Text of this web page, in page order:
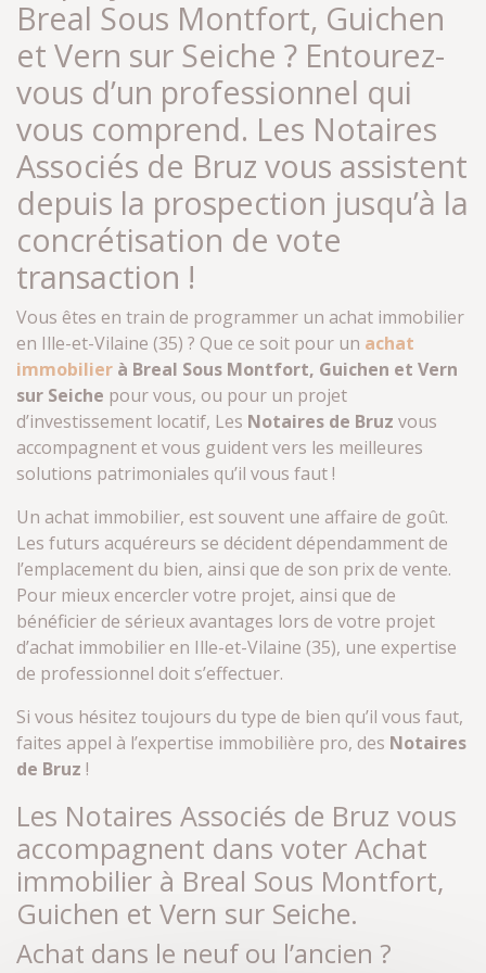
Breal Sous Montfort, Guichen
et Vern sur Seiche ? Entourez-
vous d’un professionnel qui
vous comprend. Les Notaires
Associés de Bruz vous assistent
depuis la prospection jusqu’à la
concrétisation de vote
transaction !
Vous êtes en train de programmer un achat immobilier
en Ille-et-Vilaine (35) ? Que ce soit pour un achat
immobilier à Breal Sous Montfort, Guichen et Vern
sur Seiche pour vous, ou pour un projet
d’investissement locatif, Les Notaires de Bruz vous
accompagnent et vous guident vers les meilleures
solutions patrimoniales qu’il vous faut !
Un achat immobilier, est souvent une affaire de goût.
Les futurs acquéreurs se décident dépendamment de
l’emplacement du bien, ainsi que de son prix de vente.
Pour mieux encercler votre projet, ainsi que de
bénéficier de sérieux avantages lors de votre projet
d’achat immobilier en Ille-et-Vilaine (35), une expertise
de professionnel doit s’effectuer.
Si vous hésitez toujours du type de bien qu’il vous faut,
faites appel à l’expertise immobilière pro, des Notaires
de Bruz !
Les Notaires Associés de Bruz vous
accompagnent dans voter Achat
immobilier à Breal Sous Montfort,
Guichen et Vern sur Seiche.
Achat dans le neuf ou l’ancien ?